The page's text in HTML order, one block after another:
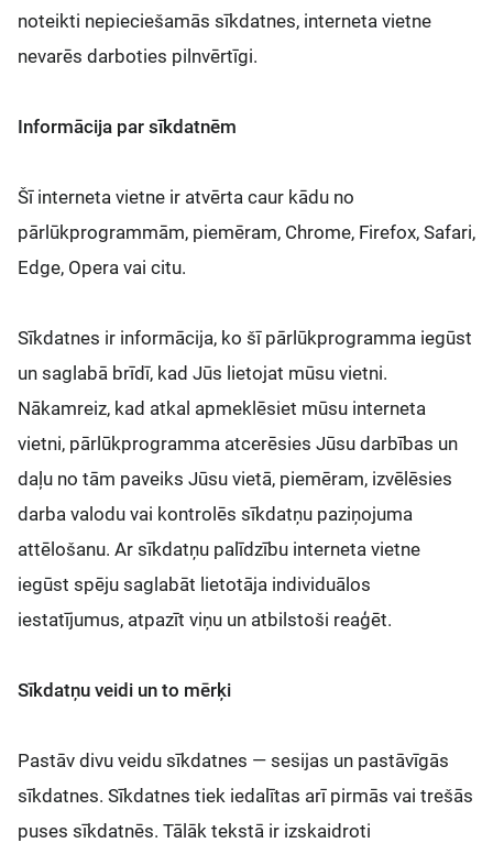
noteikti nepieciešamās sīkdatnes, interneta vietne
nevarēs darboties pilnvērtīgi.
Informācija par sīkdatnēm
Šī interneta vietne ir atvērta caur kādu no
pārlūkprogrammām, piemēram, Chrome, Firefox, Safari,
Edge, Opera vai citu.
Sīkdatnes ir informācija, ko šī pārlūkprogramma iegūst
un saglabā brīdī, kad Jūs lietojat mūsu vietni.
Nākamreiz, kad atkal apmeklēsiet mūsu interneta
vietni, pārlūkprogramma atcerēsies Jūsu darbības un
daļu no tām paveiks Jūsu vietā, piemēram, izvēlēsies
darba valodu vai kontrolēs sīkdatņu paziņojuma
attēlošanu. Ar sīkdatņu palīdzību interneta vietne
iegūst spēju saglabāt lietotāja individuālos
iestatījumus, atpazīt viņu un atbilstoši reaģēt.
Sīkdatņu veidi un to mērķi
Pastāv divu veidu sīkdatnes — sesijas un pastāvīgās
sīkdatnes. Sīkdatnes tiek iedalītas arī pirmās vai trešās
puses sīkdatnēs. Tālāk tekstā ir izskaidroti